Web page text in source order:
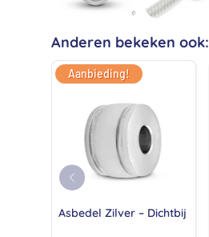
Anderen bekeken ook:
Aanbieding!
Asbedel Zilver – Dichtbij